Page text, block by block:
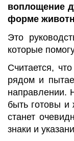
воплощение
форме
Это
которые
Считается,
рядом и
направлении.
быть готовы и
станет
знаки и